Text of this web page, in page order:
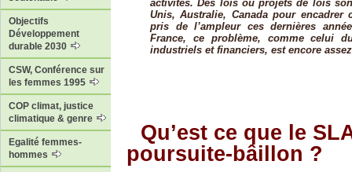
Objectifs
Développement
durable 2030
CSW, Conférence sur
les femmes 1995
COP climat, justice
climatique & genre
Egalité femmes-
hommes
activités. Des lois ou projets de lois
Unis, Australie, Canada pour encadrer
pris de l’ampleur ces dernières
France, ce problème, comme celui
industriels et financiers, est encore
Qu’est ce que le
poursuite-bâillon ?